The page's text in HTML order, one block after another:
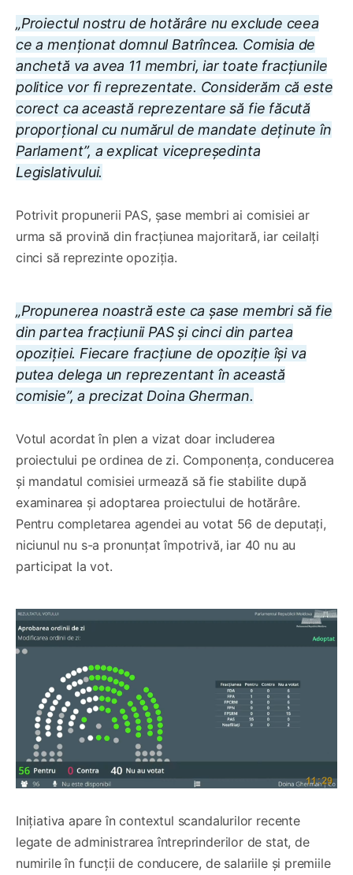
„Proiectul nostru de hotărâre nu exclude ceea
ce a menționat domnul Batrîncea. Comisia de
anchetă va avea 11 membri, iar toate fracțiunile
politice vor fi reprezentate. Considerăm că este
corect ca această reprezentare să fie făcută
proporțional cu numărul de mandate deținute în
Parlament”, a explicat vicepreședinta
Legislativului.
Potrivit propunerii PAS, șase membri ai comisiei ar
urma să provină din fracțiunea majoritară, iar ceilalți
cinci să reprezinte opoziția.
„Propunerea noastră este ca șase membri să fie
din partea fracțiunii PAS și cinci din partea
opoziției. Fiecare fracțiune de opoziție își va
putea delega un reprezentant în această
comisie”, a precizat Doina Gherman.
Votul acordat în plen a vizat doar includerea
proiectului pe ordinea de zi. Componența, conducerea
și mandatul comisiei urmează să fie stabilite după
examinarea și adoptarea proiectului de hotărâre.
Pentru completarea agendei au votat 56 de deputați,
niciunul nu s-a pronunțat împotrivă, iar 40 nu au
participat la vot.
Inițiativa apare în contextul scandalurilor recente
legate de administrarea întreprinderilor de stat, de
numirile în funcții de conducere, de salariile și premiile